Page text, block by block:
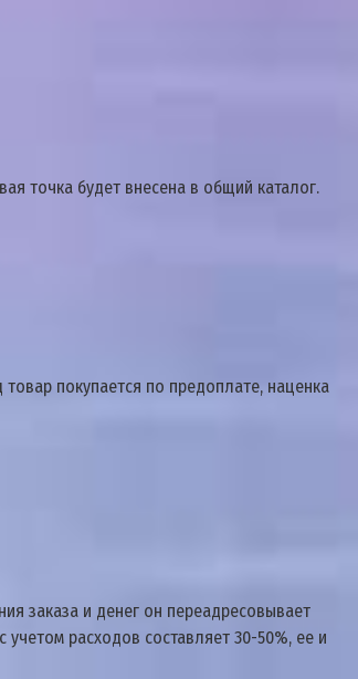
точка будет внесена в общий каталог.
покупается по предоплате, наценка
заказа и денег он переадресовывает
расходов составляет 30-50%, ее и